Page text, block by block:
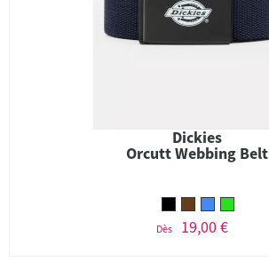
Dickies
Orcutt Webbing Belt
Dès 19,00 €